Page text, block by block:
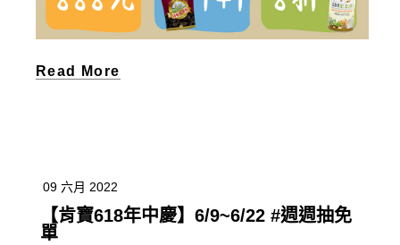
Read More
09 六月 2022
【肯寶618年中慶】6/9~6/22 #週週抽免
單